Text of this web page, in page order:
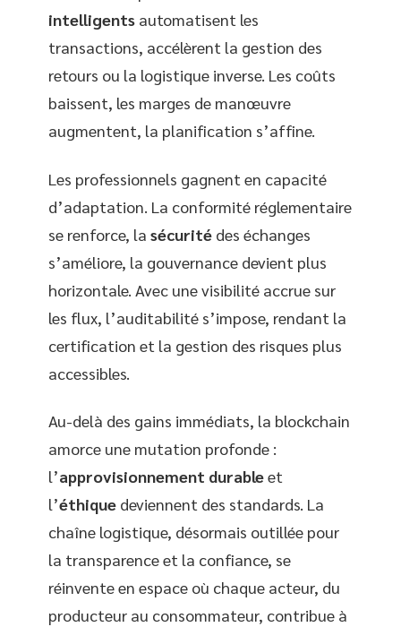
intelligents automatisent les
transactions, accélèrent la gestion des
retours ou la logistique inverse. Les coûts
baissent, les marges de manœuvre
augmentent, la planification s’affine.
Les professionnels gagnent en capacité
d’adaptation. La conformité réglementaire
se renforce, la sécurité des échanges
s’améliore, la gouvernance devient plus
horizontale. Avec une visibilité accrue sur
les flux, l’auditabilité s’impose, rendant la
certification et la gestion des risques plus
accessibles.
Au-delà des gains immédiats, la blockchain
amorce une mutation profonde :
l’approvisionnement durableet
l’éthique deviennent des standards. La
chaîne logistique, désormais outillée pour
la transparence et la confiance, se
réinvente en espace où chaque acteur, du
producteur au consommateur, contribue à